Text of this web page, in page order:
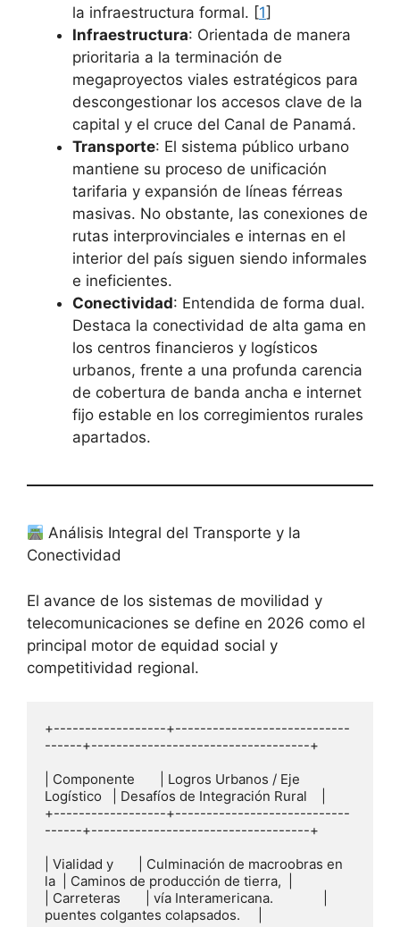
la infraestructura formal. [1]
Infraestructura: Orientada de manera
prioritaria a la terminación de
megaproyectos viales estratégicos para
descongestionar los accesos clave de la
capital y el cruce del Canal de Panamá.
Transporte: El sistema público urbano
mantiene su proceso de unificación
tarifaria y expansión de líneas férreas
masivas. No obstante, las conexiones de
rutas interprovinciales e internas en el
interior del país siguen siendo informales
e ineficientes.
Conectividad: Entendida de forma dual.
Destaca la conectividad de alta gama en
los centros financieros y logísticos
urbanos, frente a una profunda carencia
de cobertura de banda ancha e internet
fijo estable en los corregimientos rurales
apartados.
Análisis Integral del Transporte y la
Conectividad
El avance de los sistemas de movilidad y
telecomunicaciones se define en 2026 como el
principal motor de equidad social y
competitividad regional.
+------------------+----------------------------
------+-----------------------------------+
| Componente       | Logros Urbanos / Eje
Logístico   | Desafíos de Integración Rural    |
+------------------+----------------------------
------+-----------------------------------+
| Vialidad y       | Culminación de macroobras en
la  | Caminos de producción de tierra,  |
| Carreteras       | vía Interamericana.              |
puentes colgantes colapsados.     |